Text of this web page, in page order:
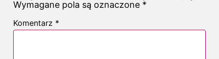
Wymagane pola są oznaczone *
Komentarz *